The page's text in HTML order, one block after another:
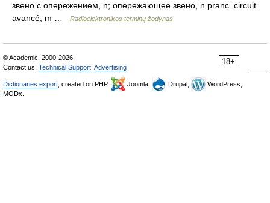
звено с опережением, n; опережающее звено, n pranc. circuit
avancé, m …
Radioelektronikos terminų žodynas
18+
© Academic, 2000-2026
Contact us: Technical Support Advertising
Dictionaries export , created on PHP, Joomla, Drupal,
WordPress,
MODx.